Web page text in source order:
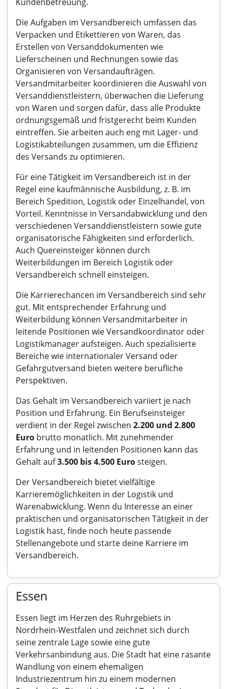
Die Aufgaben im Versandbereich umfassen das
Verpacken und Etikettieren von Waren, das
Erstellen von Versanddokumenten wie
Lieferscheinen und Rechnungen sowie das
Organisieren von Versandaufträgen.
Versandmitarbeiter koordinieren die Auswahl von
Versanddienstleistern, überwachen die Lieferung
von Waren und sorgen dafür, dass alle Produkte
ordnungsgemäß und fristgerecht beim Kunden
eintreffen. Sie arbeiten auch eng mit Lager- und
Logistikabteilungen zusammen, um die Effizienz
des Versands zu optimieren.
Für eine Tätigkeit im Versandbereich ist in der
Regel eine kaufmännische Ausbildung, z. B. im
Bereich Spedition, Logistik oder Einzelhandel, von
Vorteil. Kenntnisse in Versandabwicklung und den
verschiedenen Versanddienstleistern sowie gute
organisatorische Fähigkeiten sind erforderlich.
Auch Quereinsteiger können durch
Weiterbildungen im Bereich Logistik oder
Versandbereich schnell einsteigen.
Die Karrierechancen im Versandbereich sind sehr
gut. Mit entsprechender Erfahrung und
Weiterbildung können Versandmitarbeiter in
leitende Positionen wie Versandkoordinator oder
Logistikmanager aufsteigen. Auch spezialisierte
Bereiche wie internationaler Versand oder
Gefahrgutversand bieten weitere berufliche
Perspektiven.
Das Gehalt im Versandbereich variiert je nach
Position und Erfahrung. Ein Berufseinsteiger
verdient in der Regel zwischen 2.200 und 2.800
Euro brutto monatlich. Mit zunehmender
Erfahrung und in leitenden Positionen kann das
Gehalt auf3.500 bis 4.500 Eurosteigen.
Der Versandbereich bietet vielfältige
Karrieremöglichkeiten in der Logistik und
Warenabwicklung. Wenn du Interesse an einer
praktischen und organisatorischen Tätigkeit in der
Logistik hast, finde noch heute passende
Stellenangebote und starte deine Karriere im
Versandbereich.
Essen
Essen liegt im Herzen des Ruhrgebiets in
Nordrhein-Westfalen und zeichnet sich durch
seine zentrale Lage sowie eine gute
Verkehrsanbindung aus. Die Stadt hat eine rasante
Wandlung von einem ehemaligen
Industriezentrum hin zu einem modernen